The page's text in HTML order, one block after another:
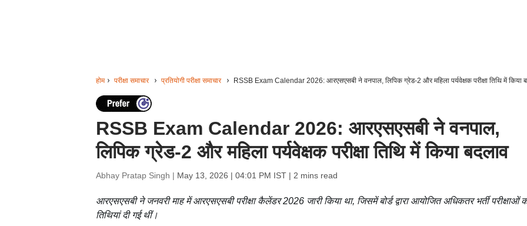
होम परीक्षा समाचार प्रतियोगी परीक्षा समाचार RSSB Exam Calendar 2026: आरएसएसबी ने वनपाल, लिपिक ग्रेड-2 और महिला पर्यवेक्षक परीक्षा तिथि में किया
RSSB Exam Calendar 2026: आरएसएसबी ने वनपाल,
लिपिक ग्रेड-2 और महिला पर्यवेक्षक परीक्षा तिथि में किया बदलाव
Abhay Pratap Singh | May 13, 2026 | 04:01 PM IST| 2 mins read
आरएसएसबी ने जनवरी माह में आरएसएसबी परीक्षा कैलेंडर 2026 जारी किया था, जिसमें बोर्ड द्वारा आयोजित अधिकतर भर्ती परीक्षाओं
तिथियां दी गई थीं।